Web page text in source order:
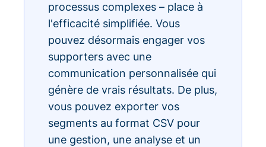
processus complexes – place à
l'efficacité simplifiée. Vous
pouvez désormais engager vos
supporters avec une
communication personnalisée qui
génère de vrais résultats. De plus,
vous pouvez exporter vos
segments au format CSV pour
une gestion, une analyse et un